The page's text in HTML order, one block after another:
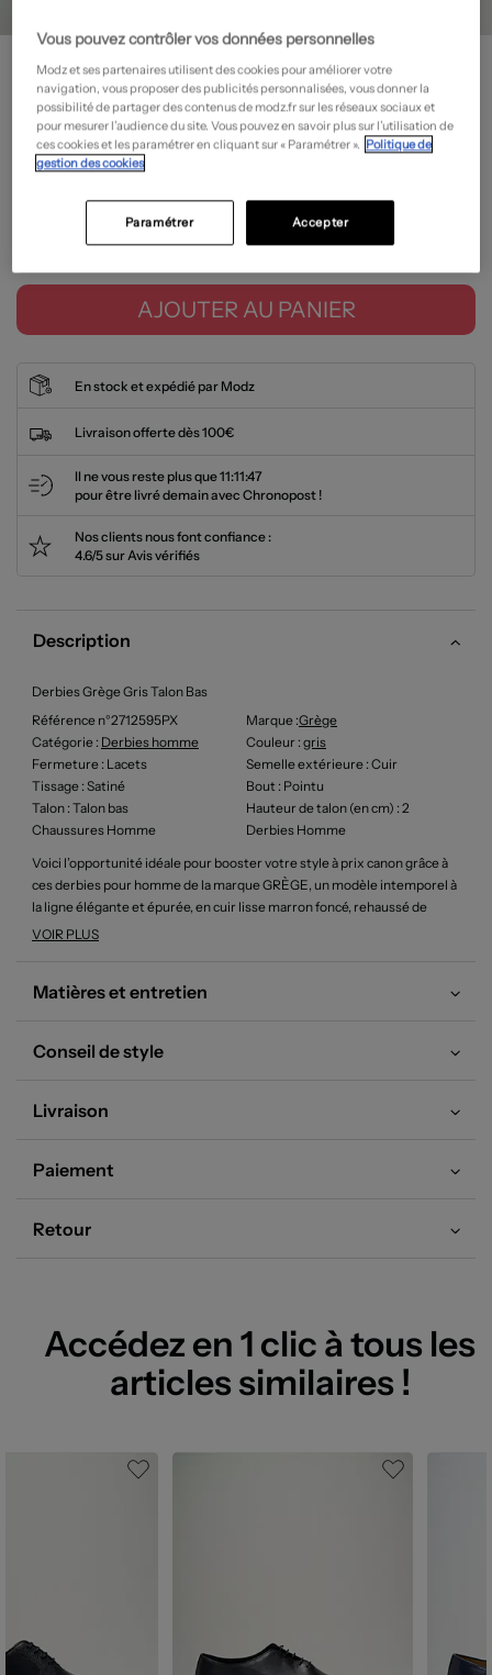
GRÈGE
Derbies - Bout pointu- Outlet
83,70€
Prix boutique : 279,00€ -70% ?
Tailles disponibles
AJOUTER AU PANIER
En stock et expédié par Modz
Livraison offerte dès 100€
Il ne vous reste plus que11:11:47
pour être livré demain avec Chronopost !
Nos clients nous font confiance :
4.6/5 sur Avis vérifiés
Description
Derbies Grège Gris Talon Bas
Référence n°2712595PX
Marque :Grège
Catégorie : Derbies homme Couleur : gris
Fermeture : Lacets Semelle extérieure : Cuir
Tissage : Satiné Bout : Pointu
Talon : Talon bas Hauteur de talon (en cm) : 2
Chaussures Homme
Derbies Homme
Voici l’opportunité idéale pour booster votre style à prix canon grâce à
ces derbies pour homme de la marque GRÈGE, un modèle intemporel à
la ligne élégante et épurée, en cuir lisse marron foncé, rehaussé de
détails discrets qui en font le choix parfait pour accompagner aussi bien
VOIR PLUS
Matières et entretien
Conseil de style
Livraison
Paiement
Retour
Accédez en 1 clic à tous les
articles similaires !
Vous pouvez contrôler vos données personnelles
Modz et ses partenaires utilisent des cookies pour améliorer votre
navigation, vous proposer des publicités personnalisées, vous donner la
possibilité de partager des contenus de modz.fr sur les réseaux sociaux et
pour mesurer l’audience du site. Vous pouvez en savoir plus sur l’utilisation de
ces cookies et les paramétrer en cliquant sur « Paramétrer ». Politique de
gestion des cookies
Accepter
Paramétrer